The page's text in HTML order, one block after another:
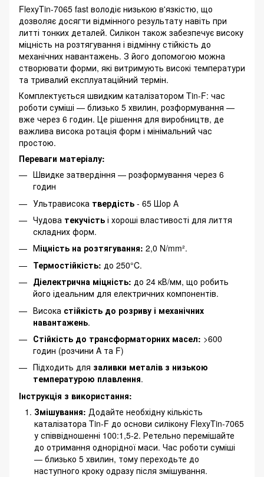
FlexyTin-7065 fast володіє низькою в'язкістю, що
дозволяє досягти відмінного результату навіть при
литті тонких деталей. Силікон також забезпечує високу
міцність на розтягування і відмінну стійкість до
механічних навантажень. З його допомогою можна
створювати форми, які витримують високі температури
та тривалий експлуатаційний термін.
Комплектується швидким каталізатором Tin-F: час
роботи суміші — близько 5 хвилин, розформування —
вже через 6 годин. Це рішення для виробництв, де
важлива висока ротація форм і мінімальний час
простою.
Переваги матеріалу:
Швидке затвердіння — розформування через 6
годин
Ультрависока твердість - 65 Шор А
Чудова текучість і хороші властивості для лиття
складних форм.
Міцність на розтягування: 2,0 N/mm².
Термостійкість: до 250°C.
Діелектрична міцність: до 24 кВ/мм, що робить
його ідеальним для електричних компонентів.
Висока стійкість до розриву і механічних
навантажень.
Стійкість до трансформаторних масел: >600
годин (розчини A та F)
Підходить для заливки металів з низькою
температурою плавлення.
Інструкція з використання:
Змішування: Додайте необхідну кількість
каталізатора Tin-F до основи силікону FlexyTin-7065
у співвідношенні 100:1,5-2. Ретельно перемішайте
до отримання однорідної маси. Час роботи суміші
— близько 5 хвилин, тому переходьте до
наступного кроку одразу після змішування.